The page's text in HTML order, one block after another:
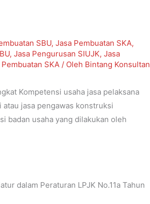
SBU, Jasa Pembuatan SKA,
, Jasa Pengurusan SIUJK, Jasa
Pembuatan SKA / Oleh Bintang Konsultan
Kompetensi usaha jasa pelaksana
atau jasa pengawas konstruksi
badan usaha yang dilakukan oleh
dalam Peraturan LPJK No.11a Tahun